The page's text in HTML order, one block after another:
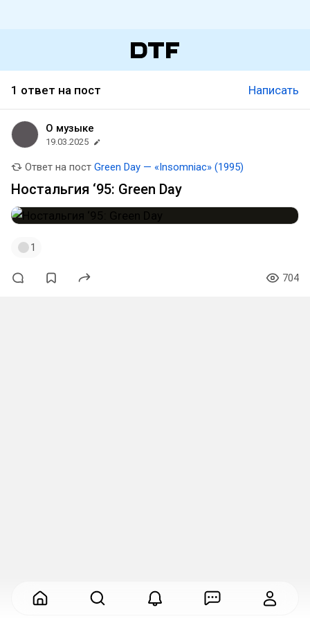
1 ответ на пост Написать
О музыке
19.03.2025
Ответ на пост Green Day — «Insomniac» (1995)
Ностальгия ‘95: Green Day
1
704